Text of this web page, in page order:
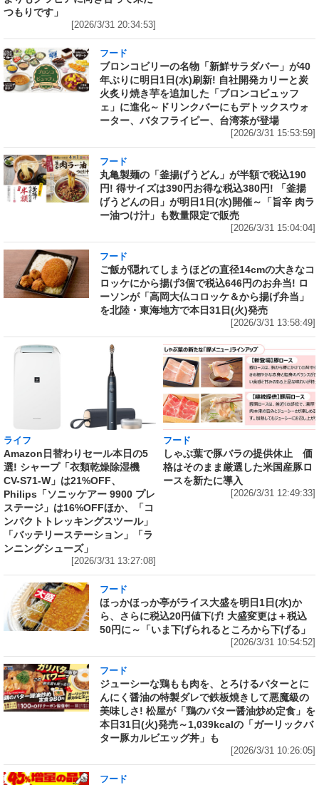
つもりです」
[2026/3/31 20:34:53]
フード
ブロンコビリーの名物「新鮮サラダバー」が40
年ぶりに明日1日(水)刷新! 自社開発カリーと炭
火炙り焼き芋を追加した「ブロンコビュッフ
ェ」に進化～ドリンクバーにもデトックスウォ
ーター、バタフライピー、台湾茶が登場
[2026/3/31 15:53:59]
フード
丸亀製麺の「釜揚げうどん」が半額で税込190
円! 得サイズは390円お得な税込380円! 「釜揚
げうどんの日」が明日1日(水)開催～「旨辛 肉ラ
ー油つけ汁」も数量限定で販売
[2026/3/31 15:04:04]
フード
ご飯が隠れてしまうほどの直径14cmの大きなコ
ロッケにから揚げ3個で税込646円のお弁当! ロ
ーソンが「高岡大仏コロッケ＆から揚げ弁当」
を北陸・東海地方で本日31日(火)発売
[2026/3/31 13:58:49]
ライフ
Amazon日替わりセール本日の5
選! シャープ「衣類乾燥除湿機
CV-S71-W」は21%OFF、
Philips「ソニッケアー 9900 プレ
ステージ」は16%OFFほか、「コ
ンパクトトレッキングスツール」
「バッテリーステーション」「ラ
ンニングシューズ」
[2026/3/31 13:27:08]
フード
しゃぶ葉で豚バラの提供休止 価
格はそのまま厳選した米国産豚ロ
ースを新たに導入
[2026/3/31 12:49:33]
フード
ほっかほっか亭がライス大盛を明日1日(水)か
ら、さらに税込20円値下げ! 大盛変更は＋税込
50円に～「いま下げられるところから下げる」
[2026/3/31 10:54:52]
フード
ジューシーな鶏もも肉を、とろけるバターとに
んにく醤油の特製ダレで鉄板焼きして悪魔級の
美味しさ! 松屋が「鶏のバター醤油炒め定食」を
本日31日(火)発売～1,039kcalの「ガーリックバ
ター豚カルビエッグ丼」も
[2026/3/31 10:26:05]
フード